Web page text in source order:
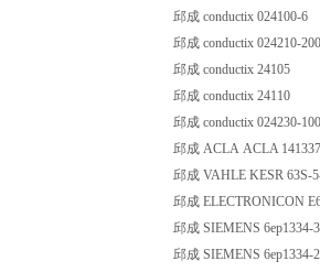
邱成 conductix 024100-6
邱成 conductix 024210-
邱成 conductix 24105
邱成 conductix 24110
邱成 conductix 024230-
邱成 ACLA ACLA
邱成 VAHLE KESR 63S-
邱成 ELECTRONICON
邱成 SIEMENS 6ep1334-
邱成 SIEMENS 6ep1334-